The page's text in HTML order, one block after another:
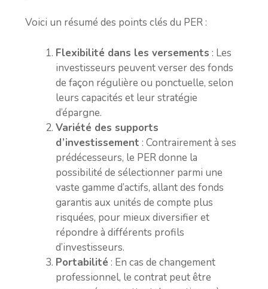
Voici un résumé des points clés du PER :
Flexibilité dans les versements : Les
investisseurs peuvent verser des fonds
de façon régulière ou ponctuelle, selon
leurs capacités et leur stratégie
d’épargne.
Variété des supports
d’investissement : Contrairement à ses
prédécesseurs, le PER donne la
possibilité de sélectionner parmi une
vaste gamme d’actifs, allant des fonds
garantis aux unités de compte plus
risquées, pour mieux diversifier et
répondre à différents profils
d’investisseurs.
Portabilité : En cas de changement
professionnel, le contrat peut être